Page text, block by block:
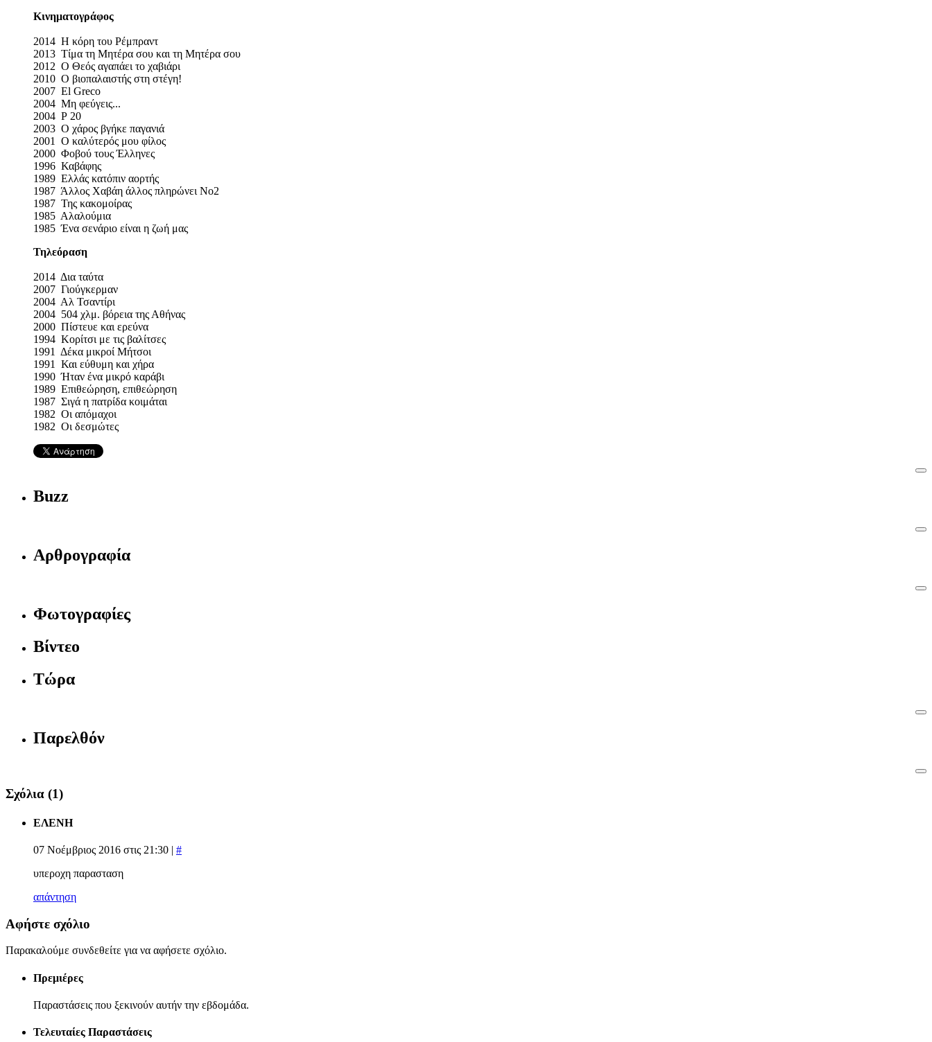
Κινηματογράφος
2014 Η κόρη του Ρέμπραντ
2013 Τίμα τη Μητέρα σου και τη Μητέρα σου
2012 Ο Θεός αγαπάει το χαβιάρι
2010 Ο βιοπαλαιστής στη στέγη!
2007 El Greco
2004 Μη φεύγεις...
2004 Ρ 20
2003 Ο χάρος βγήκε παγανιά
2001 Ο καλύτερός μου φίλος
2000 Φοβού τους Έλληνες
1996 Καβάφης
1989 Ελλάς κατόπιν αορτής
1987 Άλλος Χαβάη άλλος πληρώνει Νο2
1987 Της κακομοίρας
1985 Αλαλούμια
1985 Ένα σενάριο είναι η ζωή μας
Τηλεόραση
2014 Δια ταύτα
2007 Γιούγκερμαν
2004 Αλ Τσαντίρι
2004 504 χλμ. βόρεια της Αθήνας
2000 Πίστευε και ερεύνα
1994 Κορίτσι με τις βαλίτσες
1991 Δέκα μικροί Μήτσοι
1991 Και εύθυμη και χήρα
1990 Ήταν ένα μικρό καράβι
1989 Επιθεώρηση, επιθεώρηση
1987 Σιγά η πατρίδα κοιμάται
1982 Οι απόμαχοι
1982 Οι δεσμώτες
Buzz
Αρθρογραφία
Φωτογραφίες
Βίντεο
Τώρα
Παρελθόν
Σχόλια (1)
ΕΛΕΝΗ
07 Νοέμβριος 2016 στις 21:30 | #
υπεροχη παρασταση
απάντηση
Αφήστε σχόλιο
Παρακαλούμε συνδεθείτε για να αφήσετε σχόλιο.
Πρεμιέρες
Παραστάσεις που ξεκινούν αυτήν την εβδομάδα.
Τελευταίες Παραστάσεις